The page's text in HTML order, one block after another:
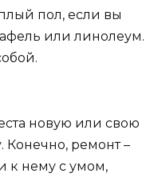
пол, если вы
или линолеум.
новую или свою
Конечно, ремонт –
к нему с умом,